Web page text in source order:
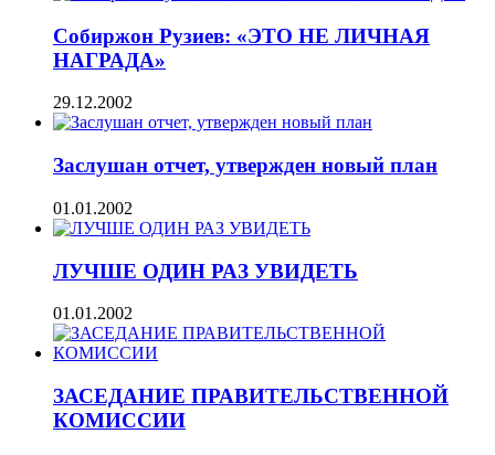
Собиржон Рузиев: «ЭТО НЕ ЛИЧНАЯ
НАГРАДА»
29.12.2002
Заслушан отчет, утвержден новый план
01.01.2002
ЛУЧШЕ ОДИН РАЗ УВИДЕТЬ
01.01.2002
ЗАСЕДАНИЕ ПРАВИТЕЛЬСТВЕННОЙ
КОМИССИИ